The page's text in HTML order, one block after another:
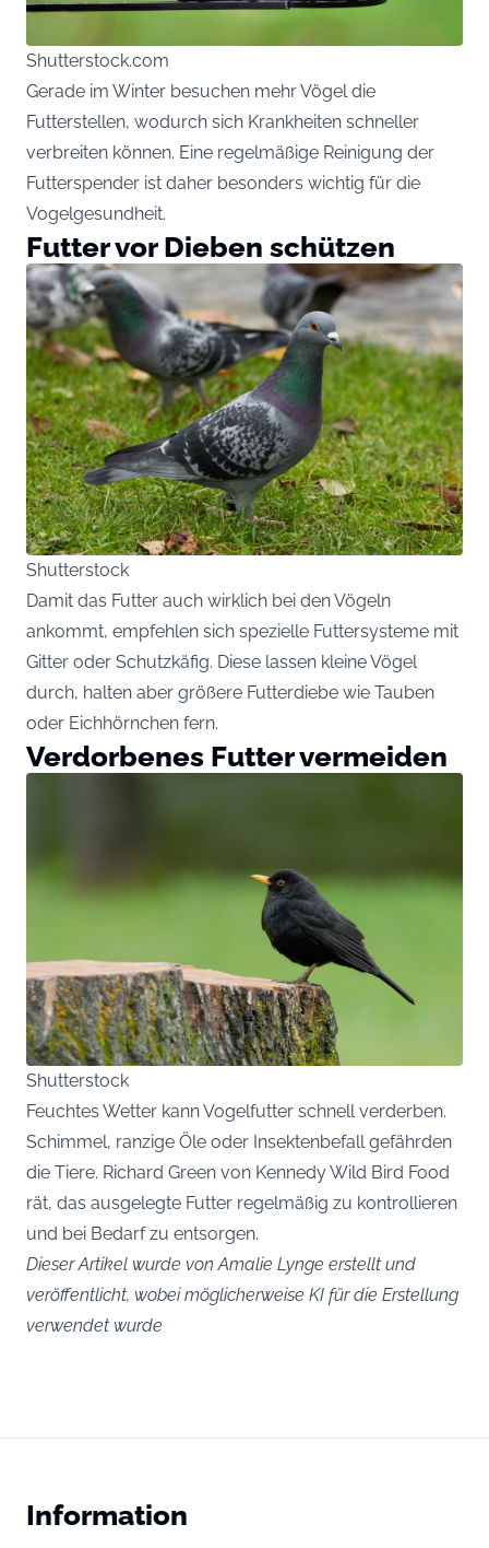
Shutterstock.com
Gerade im Winter besuchen mehr Vögel die
Futterstellen, wodurch sich Krankheiten schneller
verbreiten können. Eine regelmäßige Reinigung der
Futterspender ist daher besonders wichtig für die
Vogelgesundheit.
Futter vor Dieben schützen
Shutterstock
Damit das Futter auch wirklich bei den Vögeln
ankommt, empfehlen sich spezielle Futtersysteme mit
Gitter oder Schutzkäfig. Diese lassen kleine Vögel
durch, halten aber größere Futterdiebe wie Tauben
oder Eichhörnchen fern.
Verdorbenes Futter vermeiden
Shutterstock
Feuchtes Wetter kann Vogelfutter schnell verderben.
Schimmel, ranzige Öle oder Insektenbefall gefährden
die Tiere. Richard Green von Kennedy Wild Bird Food
rät, das ausgelegte Futter regelmäßig zu kontrollieren
und bei Bedarf zu entsorgen.
Dieser Artikel wurde von Amalie Lynge erstellt und
veröffentlicht, wobei möglicherweise KI für die Erstellung
verwendet wurde
Information